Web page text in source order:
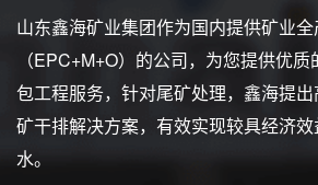
山东鑫海矿业集团作为国内提供矿业
（EPC+M+O）的公司，为您提供优
包工程服务，针对尾矿处理，鑫海提
矿干排解决方案，有效实现较具经济
水。